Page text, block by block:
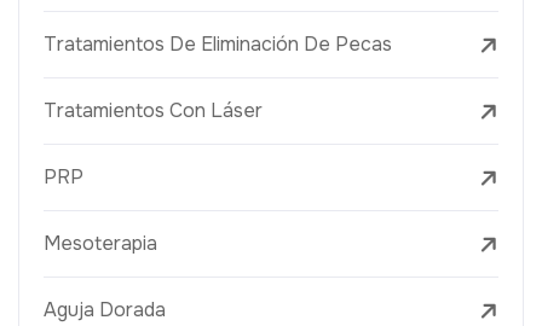
Tratamientos De Eliminación De Pecas
Tratamientos Con Láser
PRP
Mesoterapia
Aguja Dorada